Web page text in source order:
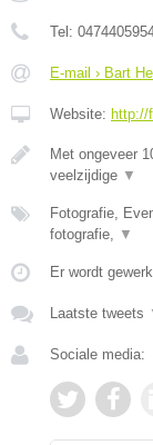
Tel:
E-mail › Bart
Website: http://
Met ongeveer
veelzijdige ▼
Fotografie,
fotografie,
▼
Er wordt
Laatste tweets
Sociale media: